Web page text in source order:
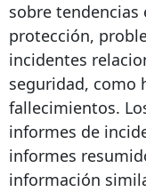
sobre tendencias
protección,
incidentes
seguridad, como
fallecimientos.
informes de
informes
información